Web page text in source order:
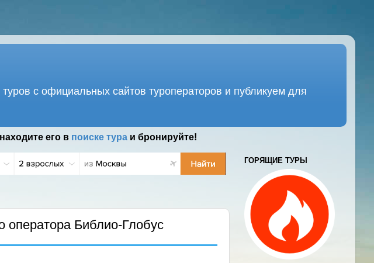
с официальных сайтов туроператоров и публикуем для
его в поиске тураи бронируйте!
оператора Библио-Глобус
ГОРЯЩИЕ ТУРЫ